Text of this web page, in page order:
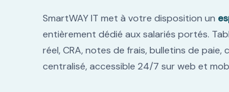
SmartWAY IT met à votre disposition un
entièrement dédié aux salariés portés.
réel, CRA, notes de frais, bulletins de
centralisé, accessible 24/7 sur web et